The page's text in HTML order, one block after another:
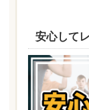
安心して